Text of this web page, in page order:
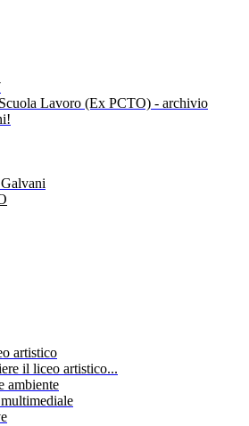
Lavoro (Ex PCTO) - archivio
artistico
il liceo artistico...
ambiente